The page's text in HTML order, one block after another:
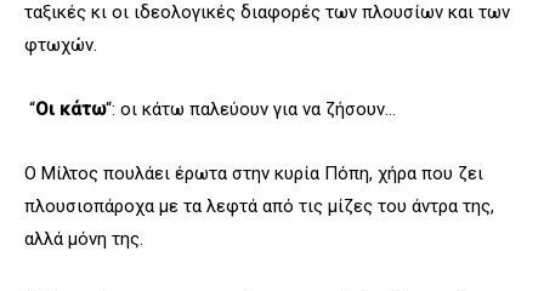
ταξικές κι οι ιδεολογικές διαφορές των πλουσίων και των
φτωχών.
“Οι κάτω“: οι κάτω παλεύουν για να ζήσουν…
Ο Μίλτος πουλάει έρωτα στην κυρία Πόπη, χήρα που ζει
πλουσιοπάροχα με τα λεφτά από τις μίζες του άντρα της,
αλλά μόνη της.